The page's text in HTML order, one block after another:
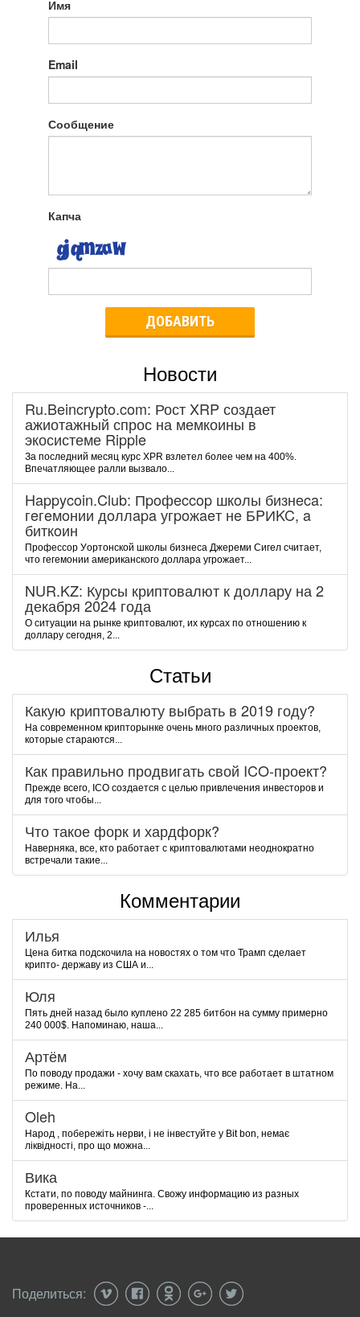
Имя
Email
Сообщение
Капча
ДОБАВИТЬ
Новости
Ru.Beincrypto.com: Рост XRP создает
ажиотажный спрос на мемкоины в
экосистеме Ripple
За последний месяц курс XPR взлетел более чем на 400%.
Впечатляющее ралли вызвало...
Happycoin.Club: Пpoфeccop шкoлы бизнeca:
гeгeмoнии дoллapa угpoжaeт нe БPИKC, a
биткoин
Пpoфeccop Уopтoнcкoй шкoлы бизнeca Джepeми Cигeл cчитaeт,
чтo гeгeмoнии aмepикaнcкoгo дoллapa угpoжaeт...
NUR.KZ: Курсы криптовалют к доллару на 2
декабря 2024 года
О ситуации на рынке криптовалют, их курсах по отношению к
доллару сегодня, 2...
Статьи
Какую криптовалюту выбрать в 2019 году?
На современном крипторынке очень много различных проектов,
которые стараются...
Как правильно продвигать свой ICO-проект?
Прежде всего, ICO создается с целью привлечения инвесторов и
для того чтобы...
Что такое форк и хардфорк?
Наверняка, все, кто работает с криптовалютами неоднократно
встречали такие...
Комментарии
Илья
Цена битка подскочила на новостях о том что Трамп сделает
крипто- державу из США и...
Юля
Пять дней назад было куплено 22 285 битбон на сумму примерно
240 000$. Напоминаю, наша...
Артём
По поводу продажи - хочу вам скахать, что все работает в штатном
режиме. На...
Oleh
Народ , побережіть нерви, і не інвестуйте у Bit bon, немає
ліквідності, про що можна...
Вика
Кстати, по поводу майнинга. Свожу информацию из разных
проверенных источников -...
Поделиться: